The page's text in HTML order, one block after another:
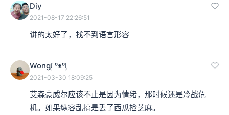
Diy
2021-08-17 22:26:51
讲的太好了，找不到语言形容
Wongᶘ ᵒᴥᵒᶅ
2021-03-30 18:09:25
艾森豪威尔应该不止是因为情绪，那时候还是冷战危
机。如果纵容乱搞是丢了西瓜捡芝麻。